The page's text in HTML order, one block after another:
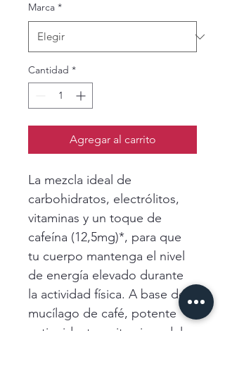
Marca *
Cantidad *
Agregar al carrito
La mezcla ideal de
carbohidratos, electrólitos,
vitaminas y un toque de
cafeína (12,5mg)*, para que
tu cuerpo mantenga el nivel
de energía elevado durante
la actividad física. A base de
mucílago de café, potente
antioxidante y vitaminas del